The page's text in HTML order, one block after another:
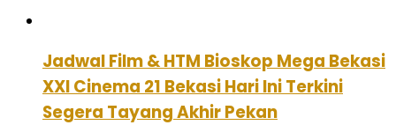
Jadwal Film & HTM Bioskop Mega Bekasi
XXI Cinema 21 Bekasi Hari Ini Terkini
Segera Tayang Akhir Pekan